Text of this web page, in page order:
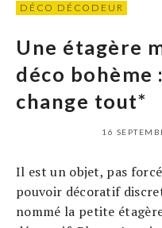
DÉCO DÉCODEUR
Une étagère
déco bohème
change tout*
16
Il est un objet, pas
pouvoir décoratif
nommé la petite